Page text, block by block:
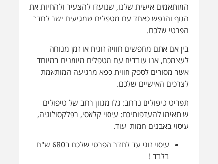
תפריט טיפולים נרחב: גלו מגוון רחב של טיפולים
שיתאימו להעדפותיכם: עיסוי קלאסי, רפלקסולוגיה,
עיסוי באבנים חמות ועוד.
עיסוי זוגי עד לחדר הפרטי שלכם ב680 ש"ח
בלבד !
עיסוי יחיד עד לחדר הפרטי שלכם ב350 ש"ח
בלבד!
בתיאום מראש מול דלפק הקבלה: